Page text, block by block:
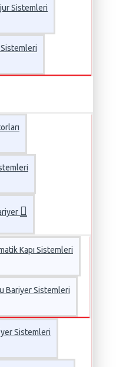
Sistemleri
Kapı Sistemleri
Bariyer Sistemleri
Sistemleri